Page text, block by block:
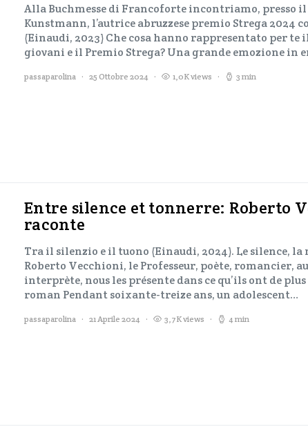
Alla Buchmesse di Francoforte incontriamo, presso il
Kunstmann, l’autrice abruzzese premio Strega 2024
(Einaudi, 2023) Che cosa hanno rappresentato per te
giovani e il Premio Strega? Una grande emozione in
passaparolina 25 Ottobre 2024 1,0K views 3 min
Entre silence et tonnerre: Roberto
raconte
Tra il silenzio e il tuono (Einaudi, 2024). Le silence, la
Roberto Vecchioni, le Professeur, poète, romancier,
interprète, nous les présente dans ce qu’ils ont de
roman Pendant soixante-treize ans, un adolescent…
passaparolina 21 Aprile 2024 3,7K views 4 min